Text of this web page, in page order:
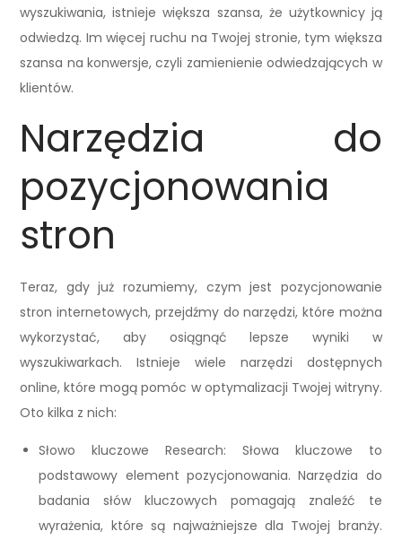
wyszukiwania, istnieje większa szansa, że użytkownicy ją
odwiedzą. Im więcej ruchu na Twojej stronie, tym większa
szansa na konwersje, czyli zamienienie odwiedzających w
klientów.
Narzędzia do
pozycjonowania
stron
Teraz, gdy już rozumiemy, czym jest pozycjonowanie
stron internetowych, przejdźmy do narzędzi, które można
wykorzystać, aby osiągnąć lepsze wyniki w
wyszukiwarkach. Istnieje wiele narzędzi dostępnych
online, które mogą pomóc w optymalizacji Twojej witryny.
Oto kilka z nich:
Słowo kluczowe Research: Słowa kluczowe to
podstawowy element pozycjonowania. Narzędzia do
badania słów kluczowych pomagają znaleźć te
wyrażenia, które są najważniejsze dla Twojej branży.